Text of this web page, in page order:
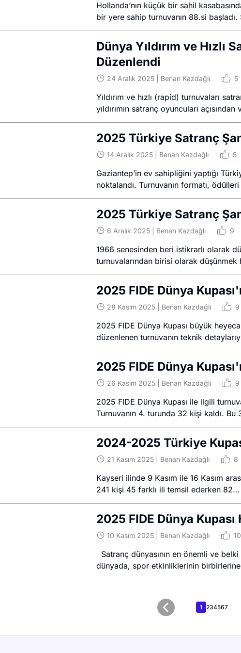
Hollanda’nın küçük bir sahil
bir yere sahip turnuvanın 88.si
Dünya Yıldırım ve Hızlı
Düzenlendi
24 Aralık 2025 Benan Kazdağlı 5
Yıldırım ve hızlı (rapid) turnuvaları
yıldırımın satranç oyuncuları
2025 Türkiye Satranç
14 Aralık 2025 Benan Kazdağlı 5
Gaziantep’in ev sahipliğini yaptığı
noktalandı. Turnuvanın formatı,
2025 Türkiye Satranç
6 Aralık 2025 Benan Kazdağlı 9
1966 senesinden beri istikrarlı olarak
turnuvalarından birisi olarak
2025 FIDE Dünya
28 Kasım 2025 Benan Kazdağlı 9
2025 FIDE Dünya Kupası büyük
düzenlenen turnuvanın teknik
2025 FIDE Dünya
26 Kasım 2025 Benan Kazdağlı 9
2025 FIDE Dünya Kupası ile ilgili
Turnuvanın 4. turunda 32 kişi kaldı. Bu
2024-2025 Türkiye
21 Kasım 2025 Benan Kazdağlı 8
Kayseri ilinde 9 Kasım ile 16 Kasım
241 kişi 45 farklı ili temsil ederken 82...
2025 FIDE Dünya Kupası
10 Kasım 2025 Benan Kazdağlı 10
Satranç dünyasının en önemli ve
dünyada, spor etkinliklerinin
1 234567